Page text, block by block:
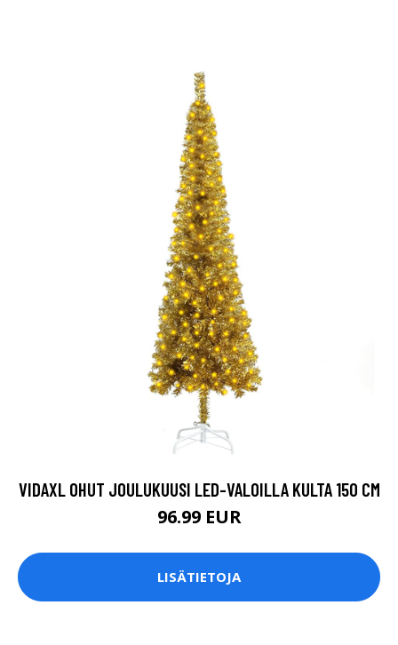
VIDAXL OHUT JOULUKUUSI LED-VALOILLA KULTA 150 CM
96.99 EUR
LISÄTIETOJA